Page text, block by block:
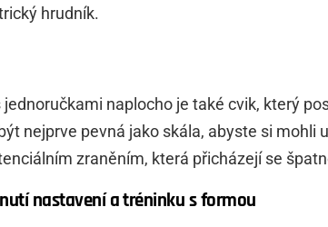
hrudník.
jednoručkami naplocho je také cvik, který
nejprve pevná jako skála, abyste si mohli
zraněním, která přicházejí se
nastavení a tréninku s formou